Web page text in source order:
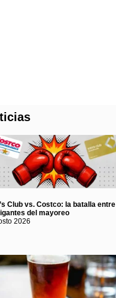
Club vs. Costco: la batalla entre
del mayoreo
2026